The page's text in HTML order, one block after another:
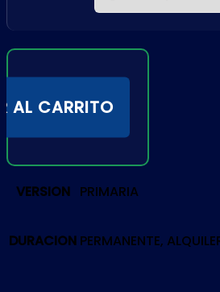
AL CARRITO
VERSION PRIMARIA
DURACION PERMANENTE,